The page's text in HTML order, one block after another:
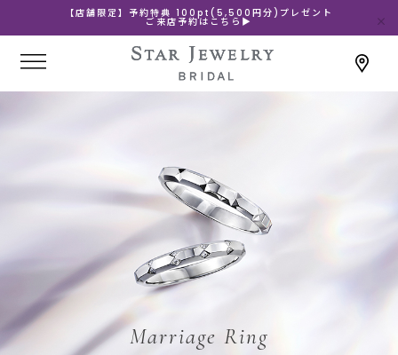
【店舗限定】予約特典 100pt(5,500円分)プレゼント
ご来店予約はこちら▶
Marriage Ring